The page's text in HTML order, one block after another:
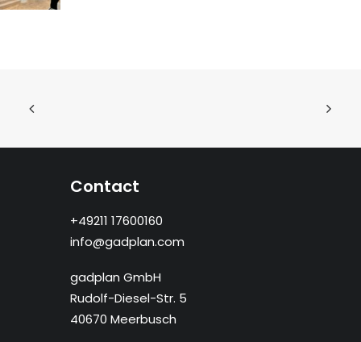
Contact
+49211 17600160
info@gadplan.com
gadplan GmbH
Rudolf-Diesel-Str. 5
40670 Meerbusch